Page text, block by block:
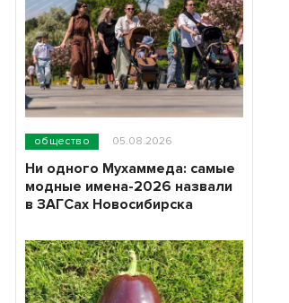
общество 05.08.2026
Ни одного Мухаммеда: самые
модные имена-2026 назвали
в ЗАГСах Новосибирска